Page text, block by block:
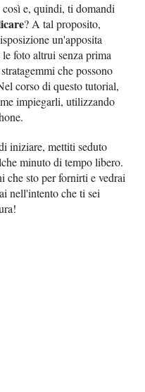
e, quindi, ti domandi
? A tal proposito,
un'apposita
foto altrui senza prima
che possono
corso di questo tutorial,
impiegarli, utilizzando
iniziare, mettiti seduto
minuto di tempo libero.
che sto per fornirti e vedrai
nell'intento che ti sei